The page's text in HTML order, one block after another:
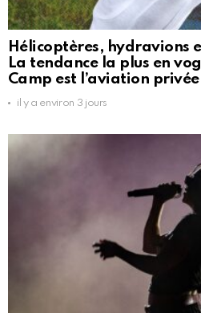
Hélicoptères, hydravions
La tendance la plus en
Camp est l’aviation privée
il y a environ 3 jours